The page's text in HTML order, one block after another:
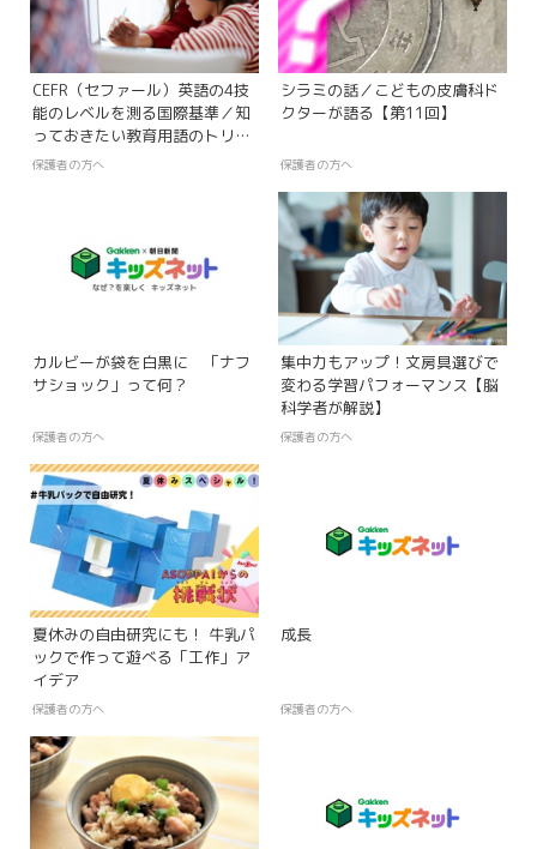
CEFR（セファール）英語の4技
能のレベルを測る国際基準／知
っておきたい教育用語のトリセ
ツ【第11回】
保護者の方へ
シラミの話／こどもの皮膚科ド
クターが語る【第11回】
保護者の方へ
カルビーが袋を白黒に 「ナフ
サショック」って何？
保護者の方へ
集中力もアップ！文房具選びで
変わる学習パフォーマンス【脳
科学者が解説】
保護者の方へ
夏休みの自由研究にも！ 牛乳パ
ックで作って遊べる「工作」ア
イデア
保護者の方へ
成長
保護者の方へ